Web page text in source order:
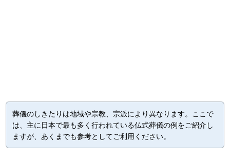
葬儀のしきたりは地域や宗教、宗派により異なります。ここで
は、主に日本で最も多く行われている仏式葬儀の例をご紹介し
ますが、あくまでも参考としてご利用ください。